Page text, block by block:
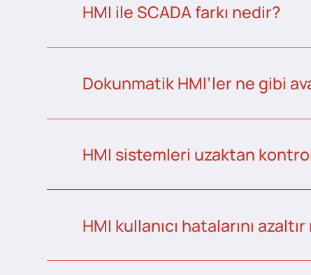
HMI ile SCADA farkı nedir?
Dokunmatik HMI’ler ne gibi
HMI sistemleri uzaktan
HMI kullanıcı hatalarını azaltır